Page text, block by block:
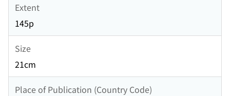
Extent
145p
Size
21cm
Place of Publication (Country Code)